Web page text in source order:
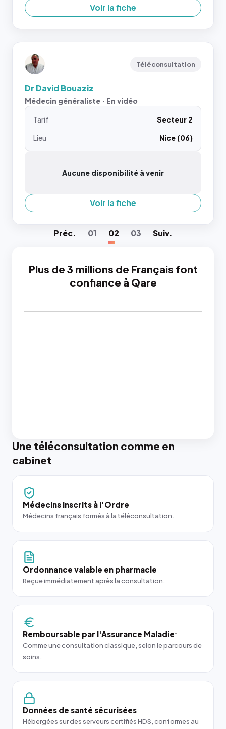
Voir la fiche
Téléconsultation
Dr David Bouaziz
Médecin généraliste · En vidéo
Tarif
Secteur 2
Lieu
Nice (06)
Aucune disponibilité à venir
Voir la fiche
Préc. 01 02 03 Suiv.
Plus de 3 millions de Français font
confiance à Qare
Une téléconsultation comme en
cabinet
Médecins inscrits à l'Ordre
Médecins français formés à la téléconsultation.
Ordonnance valable en pharmacie
Reçue immédiatement après la consultation.
Remboursable par l'Assurance Maladie*
Comme une consultation classique, selon le parcours de
soins.
Données de santé sécurisées
Hébergées sur des serveurs certifiés HDS, conformes au